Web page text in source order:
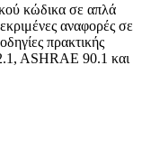
κώδικα σε απλά
αναφορές σε
πρακτικής
ASHRAE 90.1 και